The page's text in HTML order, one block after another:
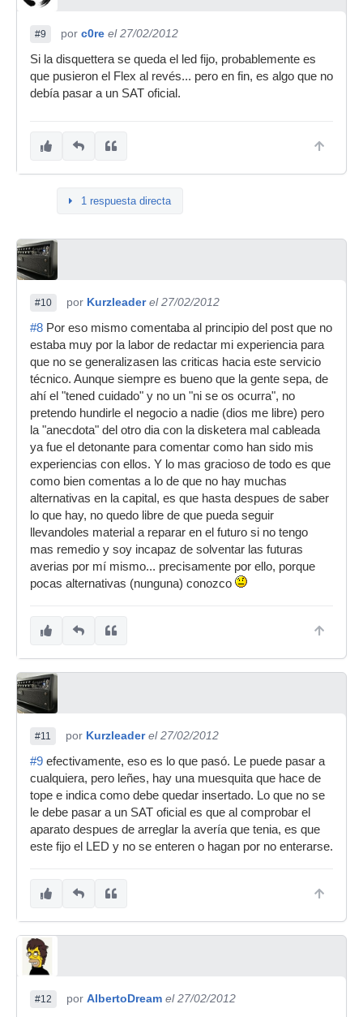
#9 por c0re el 27/02/2012
Si la disquettera se queda el led fijo, probablemente es
que pusieron el Flex al revés... pero en fin, es algo que no
debía pasar a un SAT oficial.
1 respuesta directa
#10 por Kurzleader el 27/02/2012
#8 Por eso mismo comentaba al principio del post que no
estaba muy por la labor de redactar mi experiencia para
que no se generalizasen las criticas hacia este servicio
técnico. Aunque siempre es bueno que la gente sepa, de
ahí el "tened cuidado" y no un "ni se os ocurra", no
pretendo hundirle el negocio a nadie (dios me libre) pero
la "anecdota" del otro dia con la disketera mal cableada
ya fue el detonante para comentar como han sido mis
experiencias con ellos. Y lo mas gracioso de todo es que
como bien comentas a lo de que no hay muchas
alternativas en la capital, es que hasta despues de saber
lo que hay, no quedo libre de que pueda seguir
llevandoles material a reparar en el futuro si no tengo
mas remedio y soy incapaz de solventar las futuras
averias por mí mismo... precisamente por ello, porque
pocas alternativas (nunguna) conozco
#11 por Kurzleader el 27/02/2012
#9 efectivamente, eso es lo que pasó. Le puede pasar a
cualquiera, pero leñes, hay una muesquita que hace de
tope e indica como debe quedar insertado. Lo que no se
le debe pasar a un SAT oficial es que al comprobar el
aparato despues de arreglar la avería que tenia, es que
este fijo el LED y no se enteren o hagan por no enterarse.
#12 por AlbertoDream el 27/02/2012